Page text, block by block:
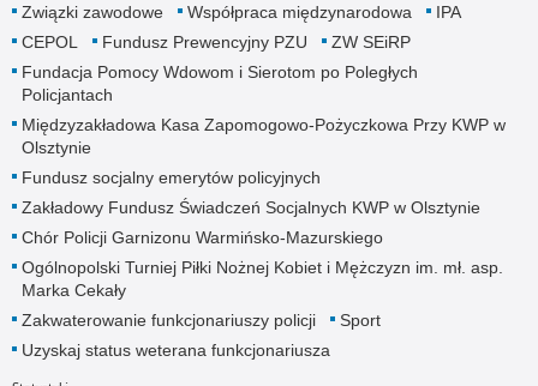
Związki zawodowe Współpraca międzynarodowa
IPA
CEPOL
Fundusz Prewencyjny PZU
ZW SEiRP
Fundacja Pomocy Wdowom i Sierotom po Poległych
Policjantach
Międzyzakładowa Kasa Zapomogowo-Pożyczkowa Przy KWP w
Olsztynie
Fundusz socjalny emerytów policyjnych
Zakładowy Fundusz Świadczeń Socjalnych KWP w Olsztynie
Chór Policji Garnizonu Warmińsko-Mazurskiego
Ogólnopolski Turniej Piłki Nożnej Kobiet i Mężczyzn im. mł. asp.
Marka Cekały
Zakwaterowanie funkcjonariuszy policji
Sport
Uzyskaj status weterana funkcjonariusza